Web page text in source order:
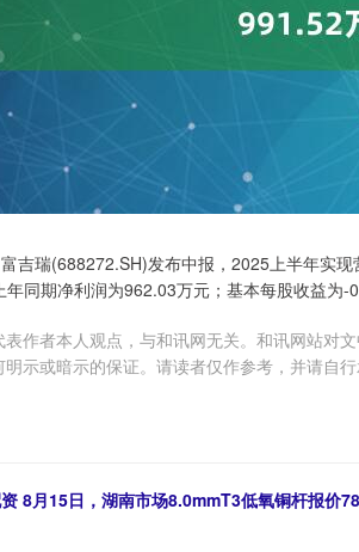
吉瑞(688272.SH)发布中报，2025上半年实
同期净利润为962.03万元；基本每股收益为-
表作者本人观点，与和讯网无关。和讯网站
示或暗示的保证。请读者仅作参考，并请自
8月15日，湖南市场8.0mmT3低氧铜杆报价